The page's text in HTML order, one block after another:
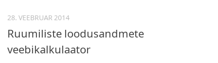
28. VEEBRUAR 2014
Ruumiliste loodusandmete
veebikalkulaator